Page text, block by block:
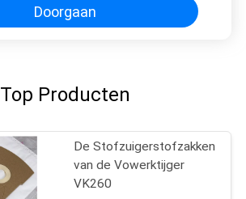
Doorgaan
Top Producten
De Stofzuigerstofzakken
van de Vowerktijger
VK260